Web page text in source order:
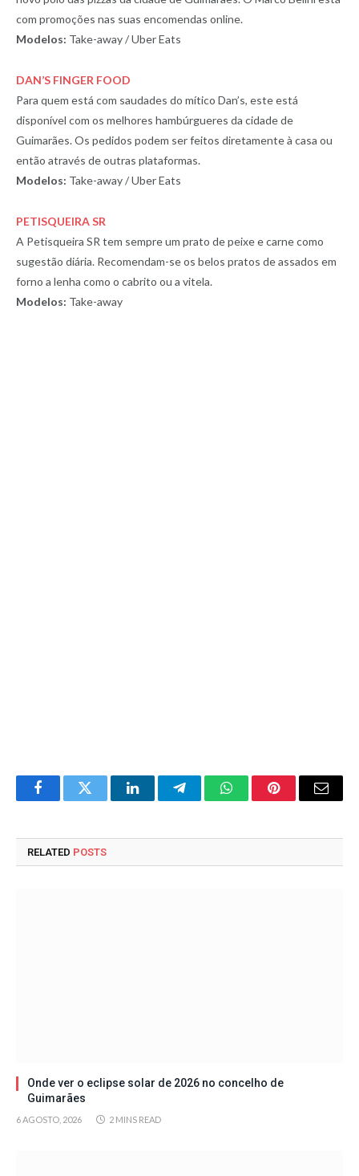
com promoções nas suas encomendas online.
Modelos: Take-away / Uber Eats
DAN’S FINGER FOOD
Para quem está com saudades do mítico Dan’s, este está
disponível com os melhores hambúrgueres da cidade de
Guimarães. Os pedidos podem ser feitos diretamente à casa ou
então através de outras plataformas.
Modelos: Take-away / Uber Eats
PETISQUEIRA SR
A Petisqueira SR tem sempre um prato de peixe e carne como
sugestão diária. Recomendam-se os belos pratos de assados em
forno a lenha como o cabrito ou a vitela.
Modelos: Take-away
FacebookTwitter LinkedInTelegramWhatsAppPinterestEmail
RELATED POSTS
Onde ver o eclipse solar de 2026 no concelho de
Guimarães
6 AGOSTO, 2026 2 MINS READ